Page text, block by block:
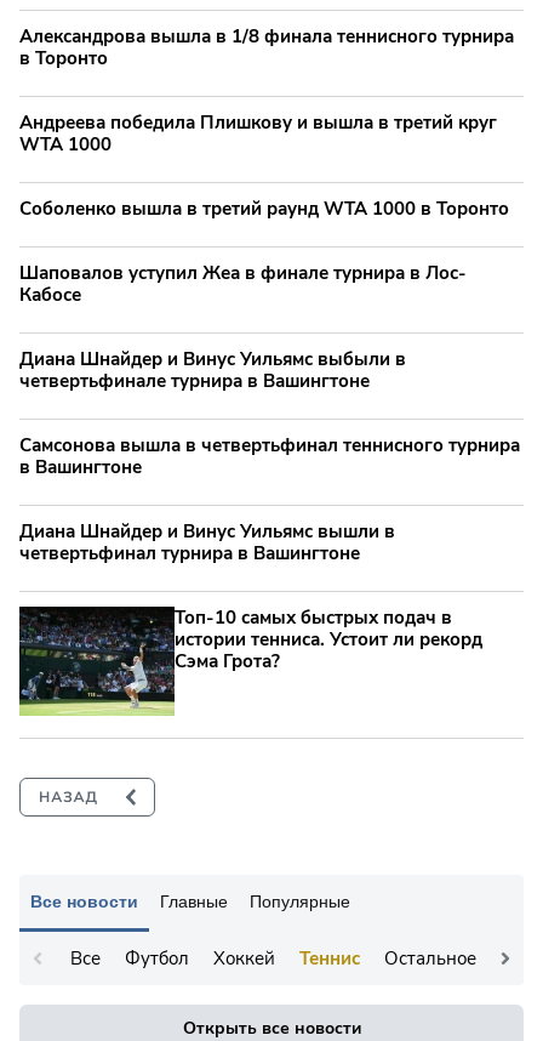
Все новости Главные Популярные
Все Футбол Хоккей Теннис Остальное
Открыть все новости
Александрова вышла в 1/8 финала теннисного турнира
в Торонто
Андреева победила Плишкову и вышла в третий круг
WTA 1000
Соболенко вышла в третий раунд WTA 1000 в Торонто
Шаповалов уступил Жеа в финале турнира в Лос-
Кабосе
Диана Шнайдер и Винус Уильямс выбыли в
четвертьфинале турнира в Вашингтоне
Самсонова вышла в четвертьфинал теннисного турнира
в Вашингтоне
Диана Шнайдер и Винус Уильямс вышли в
четвертьфинал турнира в Вашингтоне
Топ-10 самых быстрых подач в
истории тенниса. Устоит ли рекорд
Сэма Грота?